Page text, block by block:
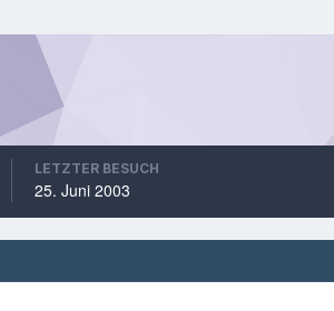
LETZTER BESUCH
25. Juni 2003